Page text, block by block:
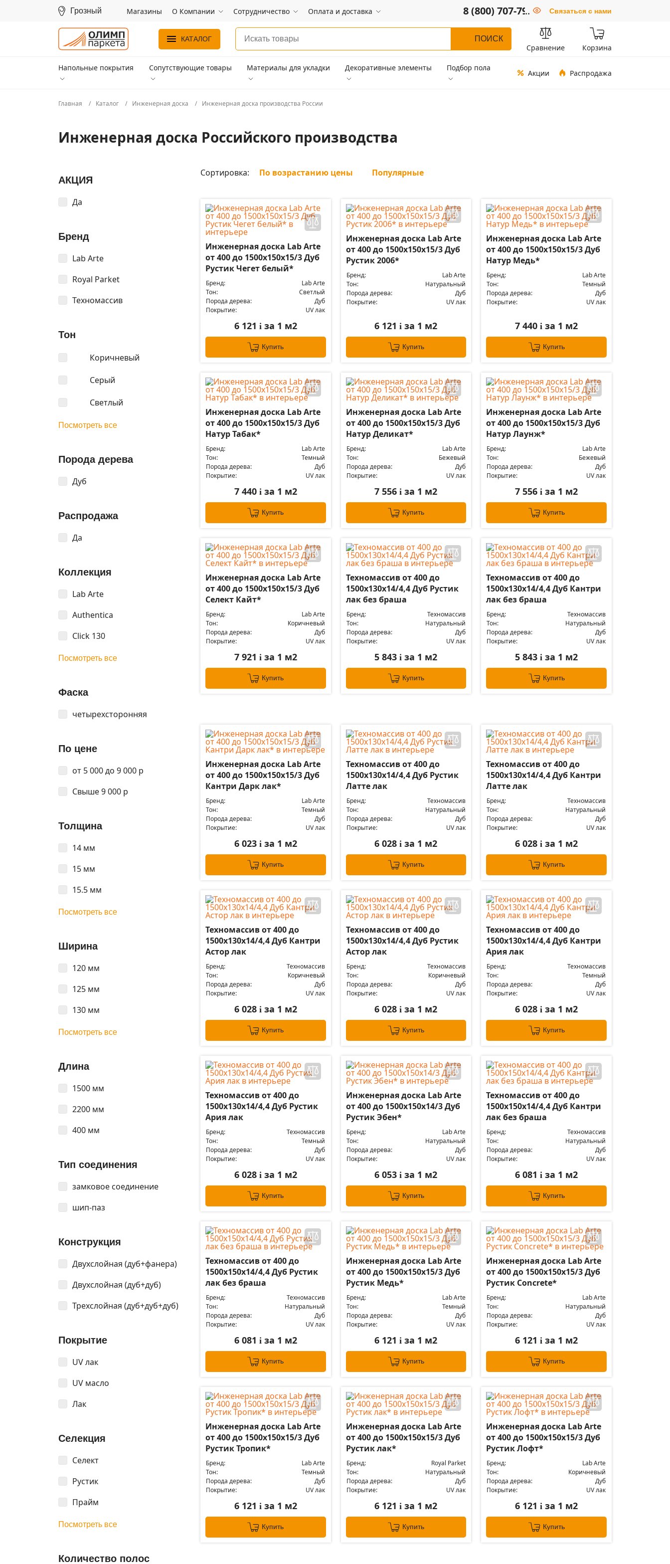
Грозный Магазины О Компании Сотрудничество Оплата и доставка 8 (800) 707-79-66
.. Связаться с нами
КАТАЛОГ ПОИСК
Сравнение Корзина
Напольные покрытия Сопутствующие товары Материалы для укладки Декоративные элементы Подбор пола
Акции Распродажа
Главная Каталог Инженерная доска Инженерная доска производства России
Инженерная доска Российского производства
АКЦИЯ
Да
Бренд
Lab Arte
Royal Parket
Техномассив
Тон
Коричневый
Серый
Светлый
Посмотреть все
Порода дерева
Дуб
Распродажа
Да
Коллекция
Lab Arte
Authentica
Click 130
Посмотреть все
Фаска
четырехсторонняя
По цене
от 5 000 до 9 000 р
Свыше 9 000 р
Толщина
14 мм
15 мм
15.5 мм
Посмотреть все
Ширина
120 мм
125 мм
130 мм
Посмотреть все
Длина
1500 мм
2200 мм
400 мм
Тип соединения
замковое соединение
шип-паз
Конструкция
Двухслойная (дуб+фанера)
Двухслойная (дуб+дуб)
Трехслойная (дуб+дуб+дуб)
Покрытие
UV лак
UV масло
Лак
Селекция
Селект
Рустик
Прайм
Посмотреть все
Количество полос
Сортировка: По возрастанию цены Популярные
Инженерная доска Lab Arte
от 400 до 1500х150х15/3 Дуб
Рустик Чегет белый*
Бренд:
Lab Arte
Тон:
Светлый
Порода дерева:
Дуб
Покрытие:
UV лак
6 121 iза 1 м2
Купить
Инженерная доска Lab Arte
от 400 до 1500х150х15/3 Дуб
Рустик 2006*
Бренд:
Lab Arte
Тон:
Натуральный
Порода дерева:
Дуб
Покрытие:
UV лак
6 121i за 1 м2
Купить
Инженерная доска Lab Arte
от 400 до 1500х150х15/3 Дуб
Натур Медь*
Бренд:
Lab Arte
Тон:
Темный
Порода дерева:
Дуб
Покрытие:
UV лак
7 440i за 1 м2
Купить
Инженерная доска Lab Arte
от 400 до 1500х150х15/3 Дуб
Натур Табак*
Бренд:
Lab Arte
Тон:
Темный
Порода дерева:
Дуб
Покрытие:
UV лак
7 440 iза 1 м2
Купить
Инженерная доска Lab Arte
от 400 до 1500х150х15/3 Дуб
Натур Деликат*
Бренд:
Lab Arte
Тон:
Бежевый
Порода дерева:
Дуб
Покрытие:
UV лак
7 556i за 1 м2
Купить
Инженерная доска Lab Arte
от 400 до 1500х150х15/3 Дуб
Натур Лаунж*
Бренд:
Lab Arte
Тон:
Бежевый
Порода дерева:
Дуб
Покрытие:
UV лак
7 556i за 1 м2
Купить
Инженерная доска Lab Arte
от 400 до 1500х150х15/3 Дуб
Селект Кайт*
Бренд:
Lab Arte
Тон:
Коричневый
Порода дерева:
Дуб
Покрытие:
UV лак
7 921 iза 1 м2
Купить
Техномассив от 400 до
1500х130х14/4,4 Дуб Рустик
лак без браша
Бренд:
Техномассив
Тон:
Натуральный
Порода дерева:
Дуб
Покрытие:
UV лак
5 843i за 1 м2
Купить
Техномассив от 400 до
1500х130х14/4,4 Дуб Кантри
лак без браша
Бренд:
Техномассив
Тон:
Натуральный
Порода дерева:
Дуб
Покрытие:
UV лак
5 843i за 1 м2
Купить
Инженерная доска Lab Arte
от 400 до 1500х150х15/3 Дуб
Кантри Дарк лак*
Бренд:
Lab Arte
Тон:
Темный
Порода дерева:
Дуб
Покрытие:
UV лак
6 023 iза 1 м2
Купить
Техномассив от 400 до
1500х130х14/4,4 Дуб Рустик
Латте лак
Бренд:
Техномассив
Тон:
Натуральный
Порода дерева:
Дуб
Покрытие:
UV лак
6 028i за 1 м2
Купить
Техномассив от 400 до
1500х130х14/4,4 Дуб Кантри
Латте лак
Бренд:
Техномассив
Тон:
Натуральный
Порода дерева:
Дуб
Покрытие:
UV лак
6 028i за 1 м2
Купить
Техномассив от 400 до
1500х130х14/4,4 Дуб Кантри
Астор лак
Бренд:
Техномассив
Тон:
Коричневый
Порода дерева:
Дуб
Покрытие:
UV лак
6 028 iза 1 м2
Купить
Техномассив от 400 до
1500х130х14/4,4 Дуб Рустик
Астор лак
Бренд:
Техномассив
Тон:
Коричневый
Порода дерева:
Дуб
Покрытие:
UV лак
6 028i за 1 м2
Купить
Техномассив от 400 до
1500х130х14/4,4 Дуб Кантри
Ария лак
Бренд:
Техномассив
Тон:
Темный
Порода дерева:
Дуб
Покрытие:
UV лак
6 028i за 1 м2
Купить
Техномассив от 400 до
1500х130х14/4,4 Дуб Рустик
Ария лак
Бренд:
Техномассив
Тон:
Темный
Порода дерева:
Дуб
Покрытие:
UV лак
6 028 iза 1 м2
Купить
Инженерная доска Lab Arte
от 400 до 1500х150х14/3 Дуб
Рустик Эбен*
Бренд:
Lab Arte
Тон:
Натуральный
Порода дерева:
Дуб
Покрытие:
UV лак
6 053i за 1 м2
Купить
Техномассив от 400 до
1500х150х14/4,4 Дуб Кантри
лак без браша
Бренд:
Техномассив
Тон:
Натуральный
Порода дерева:
Дуб
Покрытие:
UV лак
6 081i за 1 м2
Купить
Техномассив от 400 до
1500х150х14/4,4 Дуб Рустик
лак без браша
Бренд:
Техномассив
Тон:
Натуральный
Порода дерева:
Дуб
Покрытие:
UV лак
6 081 iза 1 м2
Купить
Инженерная доска Lab Arte
от 400 до 1500х150х15/3 Дуб
Рустик Медь*
Бренд:
Lab Arte
Тон:
Темный
Порода дерева:
Дуб
Покрытие:
UV лак
6 121i за 1 м2
Купить
Инженерная доска Lab Arte
от 400 до 1500х150х15/3 Дуб
Рустик Concrete*
Бренд:
Lab Arte
Тон:
Натуральный
Порода дерева:
Дуб
Покрытие:
UV лак
6 121i за 1 м2
Купить
Инженерная доска Lab Arte
от 400 до 1500х150х15/3 Дуб
Рустик Тропик*
Бренд:
Lab Arte
Тон:
Темный
Порода дерева:
Дуб
Покрытие:
UV лак
6 121 iза 1 м2
Купить
Инженерная доска Lab Arte
от 400 до 1500х150х15/3 Дуб
Рустик лак*
Бренд:
Royal Parket
Тон:
Натуральный
Порода дерева:
Дуб
Покрытие:
UV лак
6 121i за 1 м2
Купить
Инженерная доска Lab Arte
от 400 до 1500х150х15/3 Дуб
Рустик Лофт*
Бренд:
Lab Arte
Тон:
Коричневый
Порода дерева:
Дуб
Покрытие:
UV лак
6 121i за 1 м2
Купить